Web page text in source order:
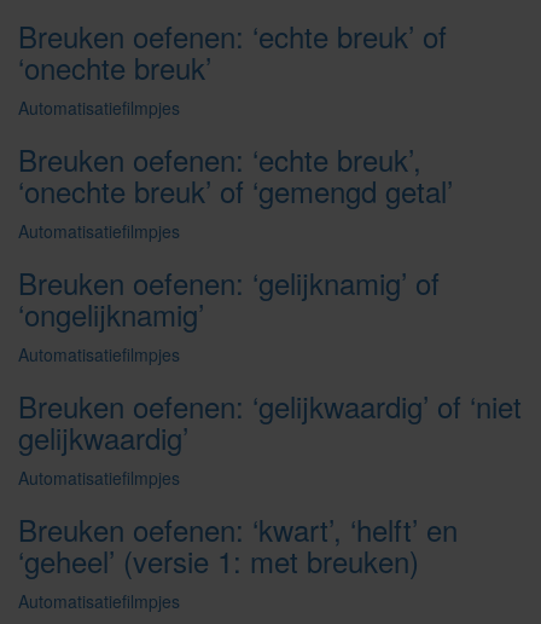
Breuken oefenen: ‘echte breuk’ of
‘onechte breuk’
Automatisatiefilmpjes
Breuken oefenen: ‘echte breuk’,
‘onechte breuk’ of ‘gemengd getal’
Automatisatiefilmpjes
Breuken oefenen: ‘gelijknamig’ of
‘ongelijknamig’
Automatisatiefilmpjes
Breuken oefenen: ‘gelijkwaardig’ of ‘niet
gelijkwaardig’
Automatisatiefilmpjes
Breuken oefenen: ‘kwart’, ‘helft’ en
‘geheel’ (versie 1: met breuken)
Automatisatiefilmpjes